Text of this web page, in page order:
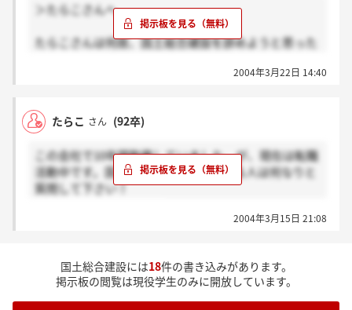
業です。普通で7時頃までで、遅くて11時頃。検査前
になると徹夜は当たり前になって来ます。だから、会
社に入って平日に友達と遊んだ事は有りません。休み
勤です。まぁ、これは大手の建設会社も一緒だと思い
は・・・ 残業青天井でしたから。サービス残業なし
です。でも今では、年間360時間で付の上限30時間に
なりました。（休日祝日出勤含む）だから、支店勤務
は良いですよ。土日祝日休みで普通は6時頃には帰れ
ますから。
建設会社はヤリガイ&責任のある仕事ですよ。移動は
＞たらこさんへ
たらこさんは何故、国土総合建設を辞めようと思った
2004年3月22日 14:40
たらこ さん (92卒)
この会社で10年間勤務していました。が、現在は転職
活動中です。国土総合建設に興味のある人は何なりと
質問して下さい！
2004年3月15日 21:08
国土総合建設には18件の書き込みがあります。
掲示板の閲覧は現役学生のみに開放しています。